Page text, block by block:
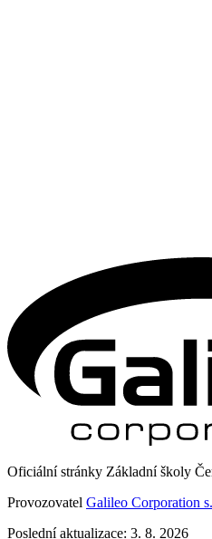
Oficiální stránky Základní školy
Provozovatel Galileo Corporation
Poslední aktualizace: 3. 8. 2026